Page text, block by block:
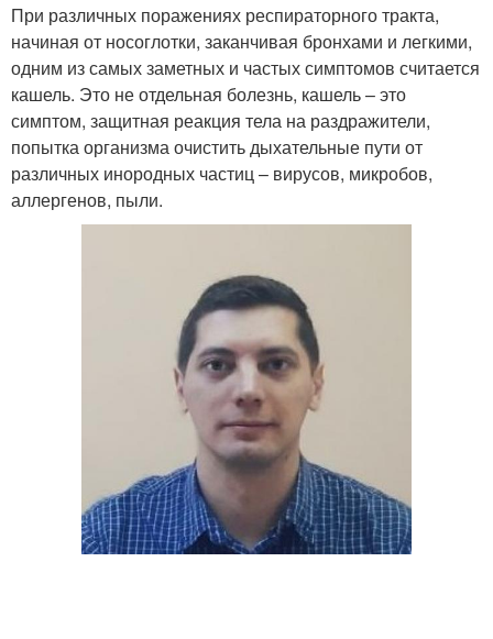
При различных поражениях респираторного тракта,
начиная от носоглотки, заканчивая бронхами и легкими,
одним из самых заметных и частых симптомов считается
кашель. Это не отдельная болезнь, кашель – это
симптом, защитная реакция тела на раздражители,
попытка организма очистить дыхательные пути от
различных инородных частиц – вирусов, микробов,
аллергенов, пыли.